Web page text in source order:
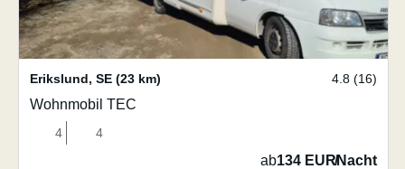
Erikslund, SE (23 km) 4.8 (16)
Wohnmobil TEC
4 4
ab134 EUR/Nacht